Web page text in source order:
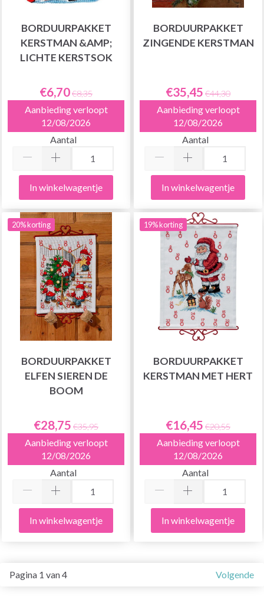
BORDUURPAKKET
KERSTMAN &AMP;
LICHTE KERSTSOK
€6,70€8,35
Aanbieding verloopt
12/08/2026
Aantal
In winkelwagentje
BORDUURPAKKET
ZINGENDE KERSTMAN
€35,45 €44,30
Aanbieding verloopt
12/08/2026
Aantal
In winkelwagentje
20% korting
BORDUURPAKKET
ELFEN SIEREN DE
BOOM
€28,75 €35,95
Aanbieding verloopt
12/08/2026
Aantal
In winkelwagentje
19% korting
BORDUURPAKKET
KERSTMAN MET HERT
€16,45 €20,55
Aanbieding verloopt
12/08/2026
Aantal
In winkelwagentje
Pagina 1 van 4 Volgende